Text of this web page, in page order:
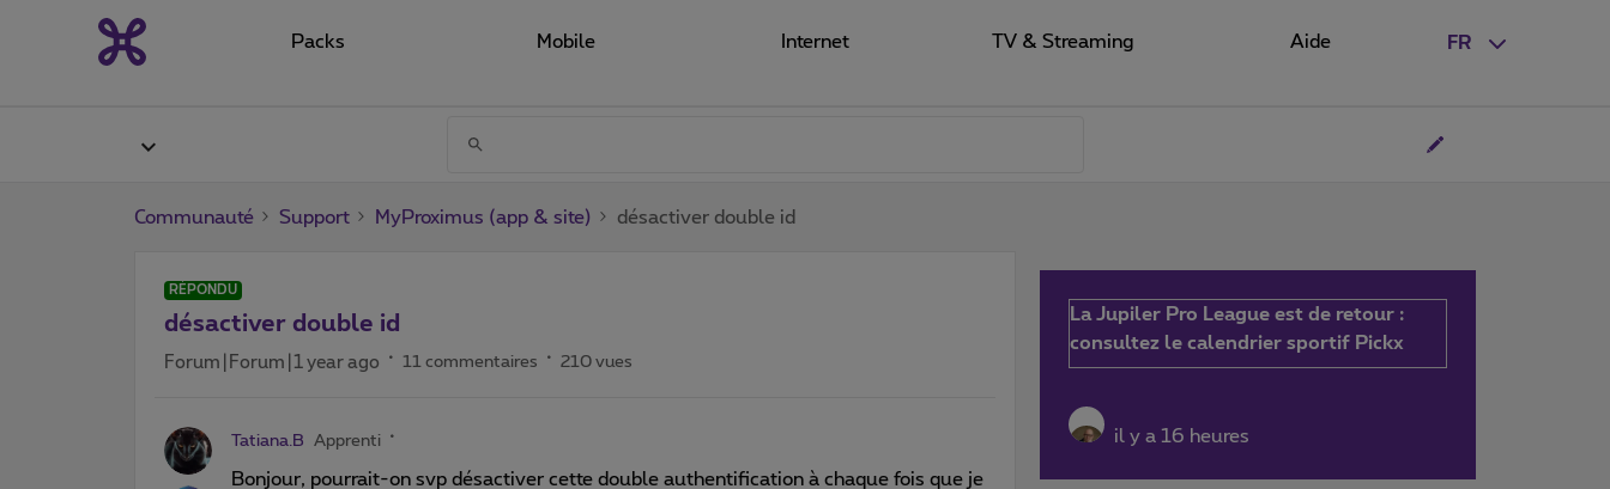
FR
Packs Mobile Internet TV & Streaming Aide
Communauté Support MyProximus (app & site) désactiver double id
RÉPONDU
désactiver double id
Forum|Forum|1 year ago 11 commentaires 210 vues
Tatiana.B Apprenti
Bonjour, pourrait-on svp désactiver cette double authentification à chaque fois que je
La Jupiler Pro League est de retour :
consultez le calendrier sportif Pickx
il y a 16 heures